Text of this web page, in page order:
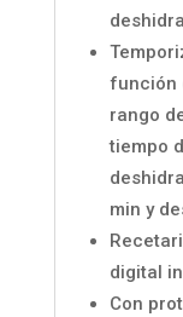
función
rango
tiempo
min y
digital
Con